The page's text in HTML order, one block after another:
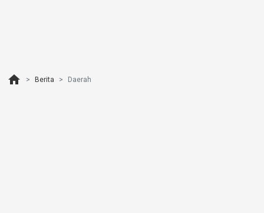
home Berita Daerah